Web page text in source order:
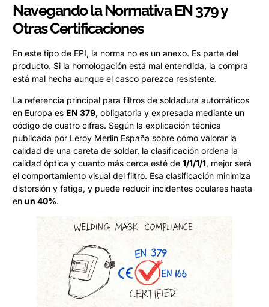
Navegando la Normativa EN 379 y
Otras Certificaciones
En este tipo de EPI, la norma no es un anexo. Es parte del
producto. Si la homologación está mal entendida, la compra
está mal hecha aunque el casco parezca resistente.
La referencia principal para filtros de soldadura automáticos
en Europa es EN 379, obligatoria y expresada mediante un
código de cuatro cifras. Según la explicación técnica
publicada por Leroy Merlin España sobre cómo valorar la
calidad de una careta de soldar, la clasificación ordena la
calidad óptica y cuanto más cerca esté de 1/1/1/1, mejor será
el comportamiento visual del filtro. Esa clasificación minimiza
distorsión y fatiga, y puede reducir incidentes oculares hasta
en un 40%.